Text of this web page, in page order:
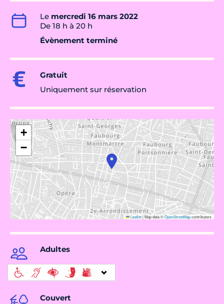
Le mercredi 16 mars 2022
De 18 h à 20 h
Évènement terminé
Gratuit
Uniquement sur réservation
+
−
Leaflet|Map data ©OpenStreetMapcontributors
Adultes
Couvert